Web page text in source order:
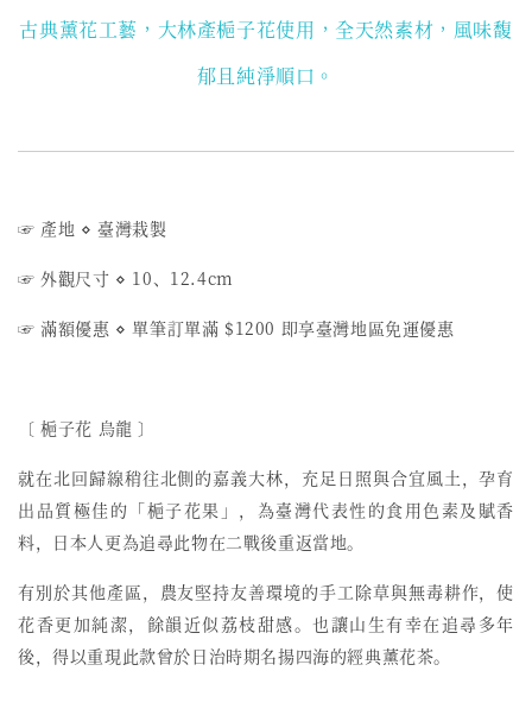
古典薰花工藝，大林產梔子花使用 ，全天然素材，風味馥
郁且純淨順口。
☞ 產地 ⋄ 臺灣栽製
☞ 外觀尺寸 ⋄ 10、12.4cm
☞ 滿額優惠 ⋄ 單筆訂單滿 $1200 即享臺灣地區免運優惠
〔 梔子花 烏龍 〕
就在北回歸線稍往北側的嘉義大林，充足日照與合宜風土，孕育
出品質極佳的「梔子花果」，為臺灣代表性的食用色素及賦香
料，日本人更為追尋此物在二戰後重返當地。
有別於其他產區，農友堅持友善環境的手工除草與無毒耕作，使
花香更加純潔，餘韻近似荔枝甜感。也讓山生有幸在追尋多年
後，得以重現此款曾於日治時期名揚四海的經典薰花茶。